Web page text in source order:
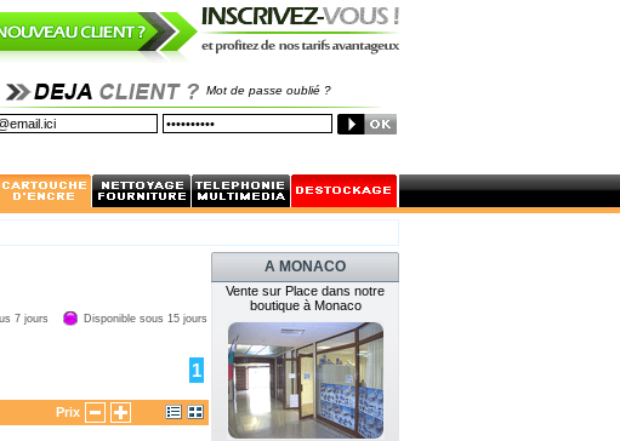
Mot de passe oublié ?
7 jours Disponible sous 15 jours
1
Prix
A MONACO
Vente sur Place dans notre
boutique à Monaco